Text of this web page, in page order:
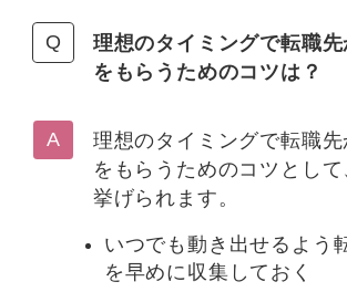
理想のタイミングで転職
をもらうためのコツは？
理想のタイミングで転職先
をもらうためのコツとし
挙げられます。
いつでも動き出せるよう
を早めに収集しておく